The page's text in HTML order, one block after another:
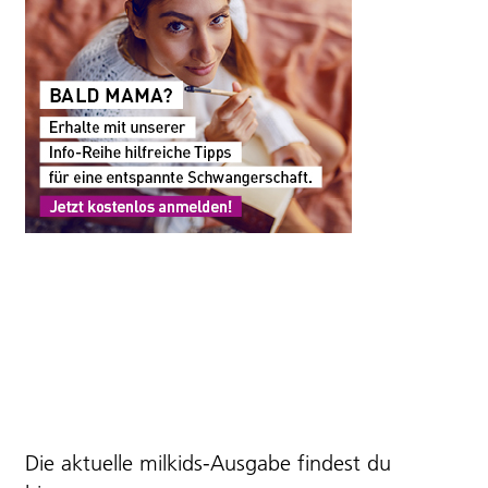
Die aktuelle milkids-Ausgabe findest du